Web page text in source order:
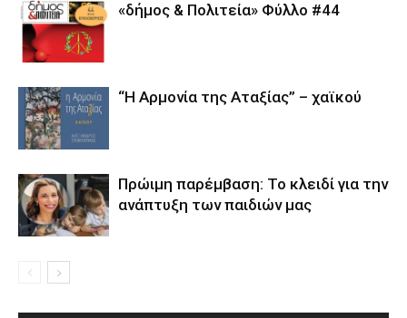
«δήμος & Πολιτεία» Φύλλο #44
“Η Αρμονία της Αταξίας” – χαϊκού
Πρώιμη παρέμβαση: Το κλειδί για την
ανάπτυξη των παιδιών µας